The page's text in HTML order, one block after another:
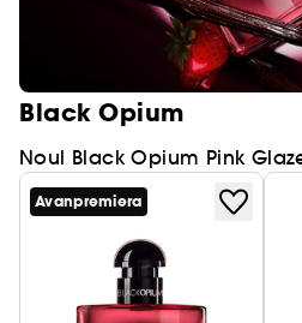
Black Opium
Noul Black Opium Pink
Avanpremiera